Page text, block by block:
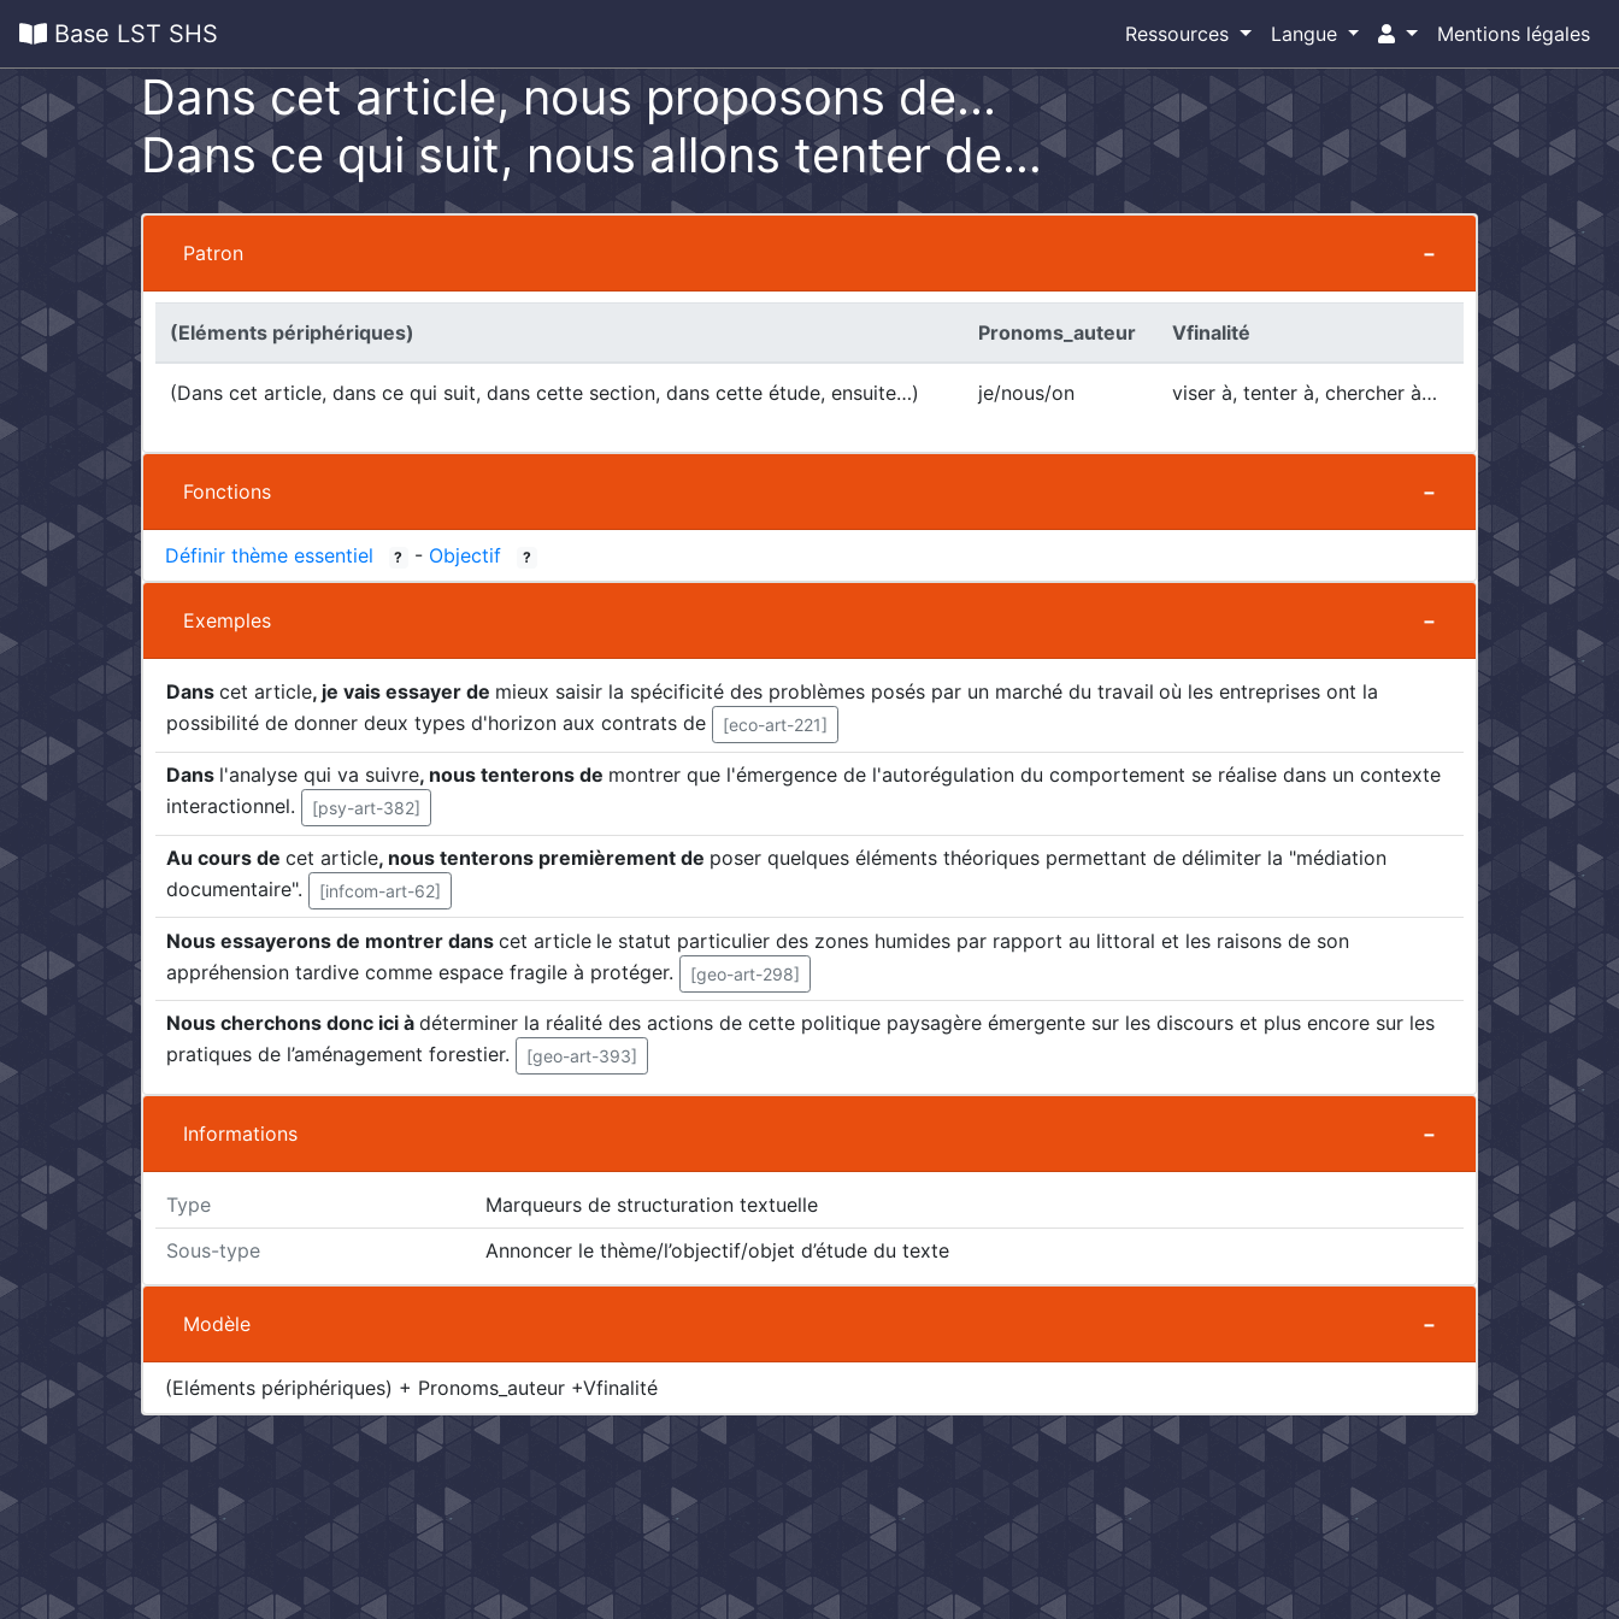
Base LST SHS Ressources Langue Mentions légales
Dans cet article, nous proposons de...
Dans ce qui suit, nous allons tenter de…
Patron
(Eléments périphériques) Pronoms_auteur Vfinalité
(Dans cet article, dans ce qui suit, dans cette section, dans cette étude, ensuite…) je/nous/on viser à, tenter à, chercher à…
Fonctions
Définir thème essentiel ? - Objectif ?
Exemples
Danscet article, je vais essayer de mieux saisir la spécificité des problèmes posés par un marché du travail où les entreprises ont la
possibilité de donner deux types d'horizon aux contrats de
[eco-art-221]
Dans l'analyse qui va suivre, nous tenterons de montrer que l'émergence de l'autorégulation du comportement se réalise dans un contexte
interactionnel.
[psy-art-382]
Au cours decet article, nous tenterons premièrement de poser quelques éléments théoriques permettant de délimiter la "médiation
documentaire".
[infcom-art-62]
Nous essayerons de montrer danscet article le statut particulier des zones humides par rapport au littoral et les raisons de son
appréhension tardive comme espace fragile à protéger.
[geo-art-298]
Nous cherchons donc ici àdéterminer la réalité des actions de cette politique paysagère émergente sur les discours et plus encore sur les
pratiques de l’aménagement forestier.
[geo-art-393]
Informations
Type
Marqueurs de structuration textuelle
Sous-type
Annoncer le thème/l’objectif/objet d’étude du texte
Modèle
(Eléments périphériques) + Pronoms_auteur +Vfinalité